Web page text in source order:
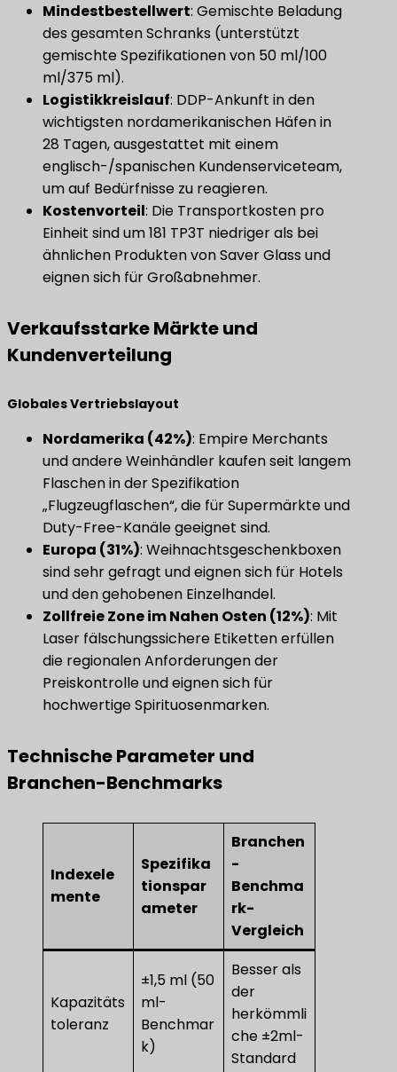
​Mindestbestellwert​​: Gemischte Beladung
des gesamten Schranks (unterstützt
gemischte Spezifikationen von 50 ml/100
ml/375 ml).
​Logistikkreislauf​​: DDP-Ankunft in den
wichtigsten nordamerikanischen Häfen in
28 Tagen, ausgestattet mit einem
englisch-/spanischen Kundenserviceteam,
um auf Bedürfnisse zu reagieren.
Kostenvorteil​: Die Transportkosten pro
Einheit sind um 181 TP3T niedriger als bei
ähnlichen Produkten von Saver Glass und
eignen sich für Großabnehmer.
​Verkaufsstarke Märkte und
Kundenverteilung​
​Globales Vertriebslayout​
Nordamerika (42%)​: Empire Merchants
und andere Weinhändler kaufen seit langem
Flaschen in der Spezifikation
„Flugzeugflaschen“, die für Supermärkte und
Duty-Free-Kanäle geeignet sind.
Europa (31%)​: Weihnachtsgeschenkboxen
sind sehr gefragt und eignen sich für Hotels
und den gehobenen Einzelhandel.
Zollfreie Zone im Nahen Osten (12%)​: Mit
Laser fälschungssichere Etiketten erfüllen
die regionalen Anforderungen der
Preiskontrolle und eignen sich für
hochwertige Spirituosenmarken.
​Technische Parameter und
Branchen-Benchmarks​
Indexele
mente
Spezifika
tionspar
ameter
Branchen
-
Benchma
rk-
Vergleich
Kapazitäts
toleranz
±1,5 ml (50
ml-
Benchmar
k)
Besser als
der
herkömmli
che ±2ml-
Standard